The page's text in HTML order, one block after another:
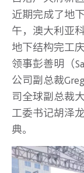
近期完成了地
午，澳大利亚
地下结构完工
领事彭善明（
公司副总裁
司全球副总裁
工委书记胡泽
典。